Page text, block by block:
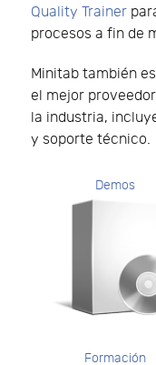
Quality Trainer
procesos a fin de
Minitab también
el mejor
la industria,
y soporte técnico.
Demos
Formación